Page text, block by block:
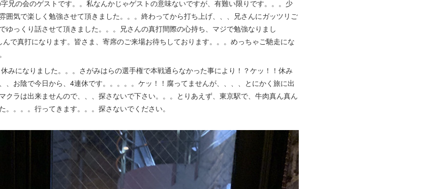
兄の会のゲストです。。私なんかじゃゲストの意味ないですが、有難い限りです。。。少
囲気で楽しく勉強させて頂きました。。。終わってから打ち上げ、、、兄さんにガッツリご
ゆっくり話させて頂きました。。。兄さんの真打間際の心持ち、マジで勉強なりまし
で真打になります。皆さま、寄席のご来場お待ちしております。。。めっちゃご馳走にな
みになりました。。。さがみはらの選手権で本戦通らなかった事により！？ケッ！！休み
、お陰で今日から、4連休です。。。。。ケッ！！腐ってませんが、、、、とにかく旅に出
クラは出来ませんので、、、探さないで下さい。。。とりあえず、東京駅で、牛肉真ん真ん
。。。行ってきます。。。探さないでください。